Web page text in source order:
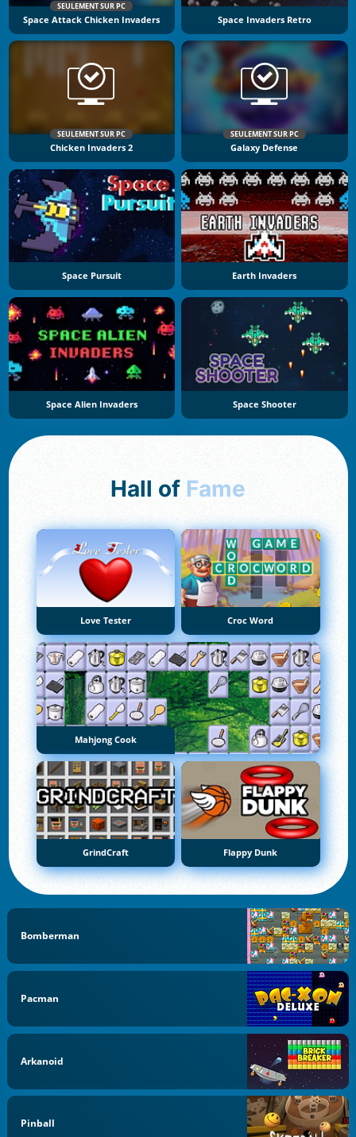
SEULEMENT SUR PC
Space Attack Chicken Invaders Space Invaders Retro
SEULEMENT SUR PC
Chicken Invaders 2
SEULEMENT SUR PC
Galaxy Defense
Space Pursuit Earth Invaders
Space Alien Invaders Space Shooter
Hall of Fame
Love Tester Croc Word
Mahjong Cook
GrindCraft Flappy Dunk
Bomberman
Pacman
Arkanoid
Pinball